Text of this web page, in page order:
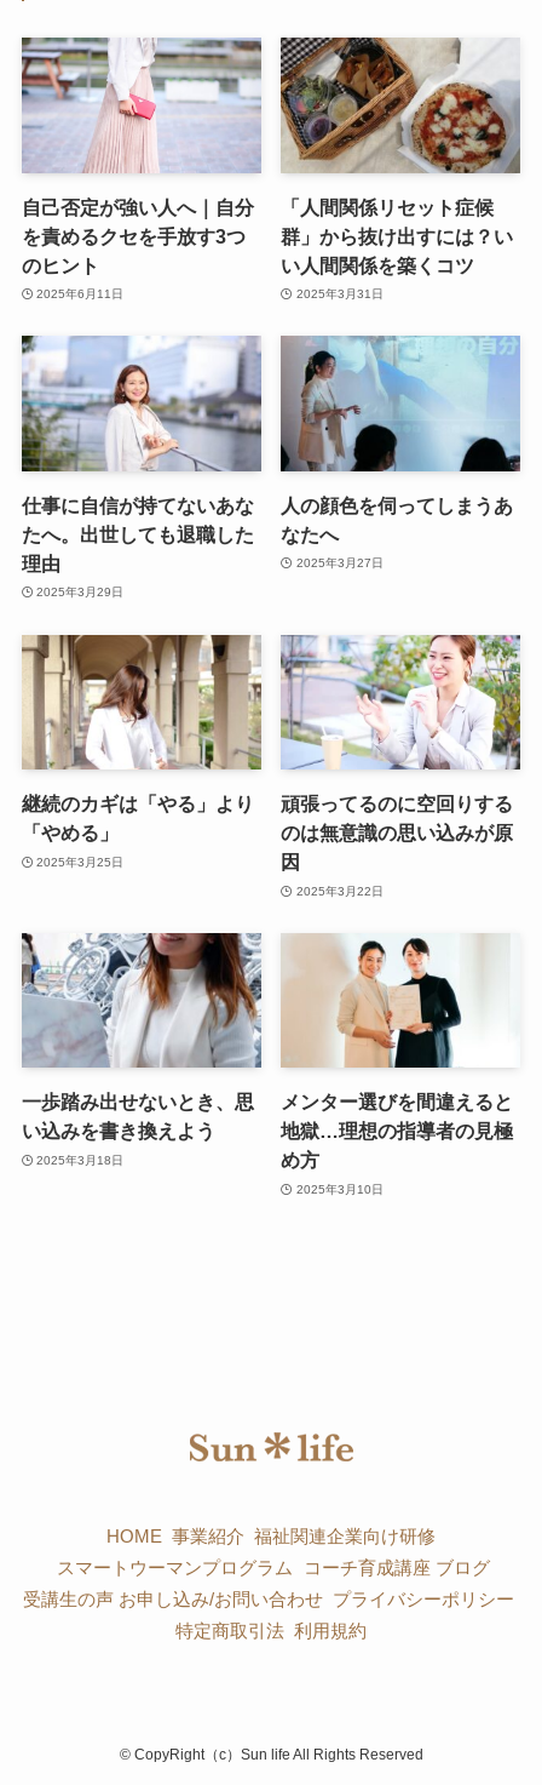
自己否定が強い人へ｜自分
を責めるクセを手放す3つ
のヒント
2025年6月11日
「人間関係リセット症候
群」から抜け出すには？い
い人間関係を築くコツ
2025年3月31日
仕事に自信が持てないあな
たへ。出世しても退職した
理由
2025年3月29日
人の顔色を伺ってしまうあ
なたへ
2025年3月27日
継続のカギは「やる」より
「やめる」
2025年3月25日
頑張ってるのに空回りする
のは無意識の思い込みが原
因
2025年3月22日
一歩踏み出せないとき、思
い込みを書き換えよう
2025年3月18日
メンター選びを間違えると
地獄…理想の指導者の見極
め方
2025年3月10日
HOME 事業紹介 福祉関連企業向け研修
スマートウーマンプログラム
コーチ育成講座 ブログ
受講生の声 お申し込み/お問い合わせ プライバシーポリシー
特定商取引法 利用規約
©CopyRight（c）Sun life All Rights Reserved